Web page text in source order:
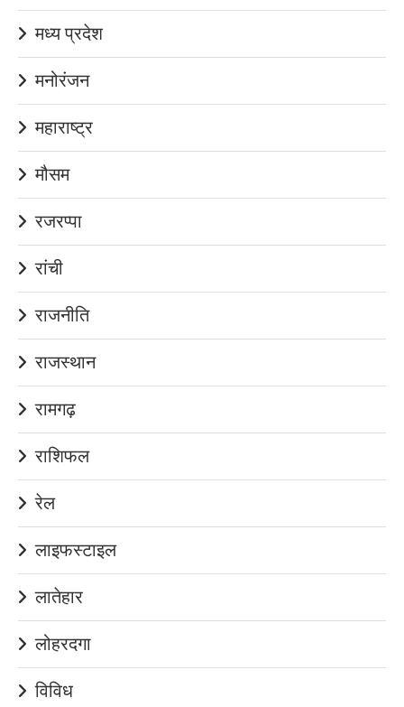
मध्य प्रदेश
मनोरंजन
महाराष्ट्र
मौसम
रजरप्पा
रांची
राजनीति
राजस्थान
रामगढ़
राशिफल
रेल
लाइफस्टाइल
लातेहार
लोहरदगा
विविध